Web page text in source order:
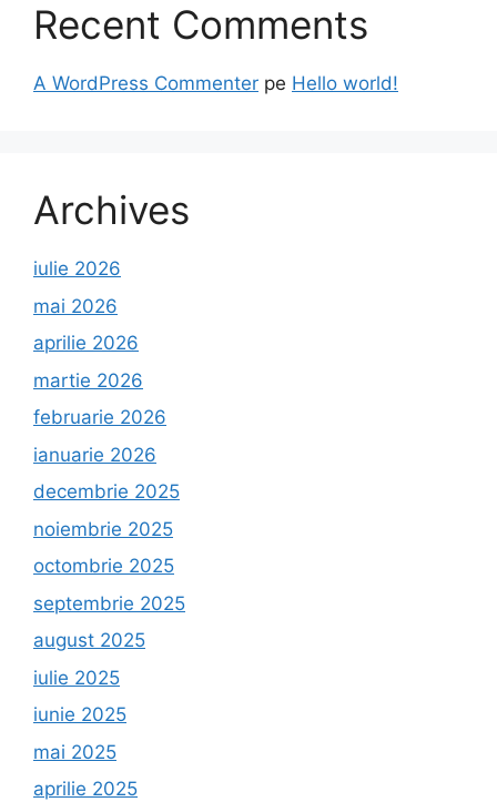
Recent Comments
A WordPress Commenter pe Hello world!
Archives
iulie 2026
mai 2026
aprilie 2026
martie 2026
februarie 2026
ianuarie 2026
decembrie 2025
noiembrie 2025
octombrie 2025
septembrie 2025
august 2025
iulie 2025
iunie 2025
mai 2025
aprilie 2025